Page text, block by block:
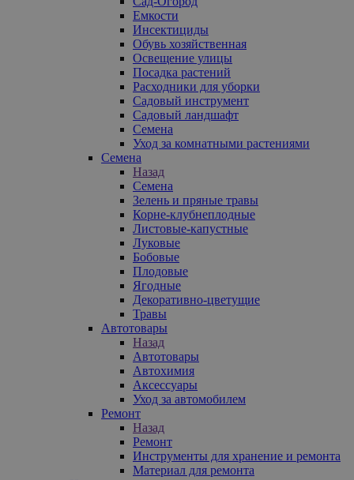
Емкости
Инсектициды
Обувь хозяйственная
Освещение улицы
Посадка растений
Расходники для уборки
Садовый инструмент
Садовый ландшафт
Семена
Уход за комнатными растениями
Семена
Назад
Семена
Зелень и пряные травы
Корне-клубнеплодные
Листовые-капустные
Луковые
Бобовые
Плодовые
Ягодные
Декоративно-цветущие
Травы
Автотовары
Назад
Автотовары
Автохимия
Аксессуары
Уход за автомобилем
Ремонт
Назад
Ремонт
Инструменты для хранение и ремонта
Материал для ремонта